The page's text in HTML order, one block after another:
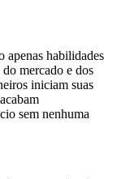
apenas habilidades
mercado e dos
iniciam suas
sem nenhuma